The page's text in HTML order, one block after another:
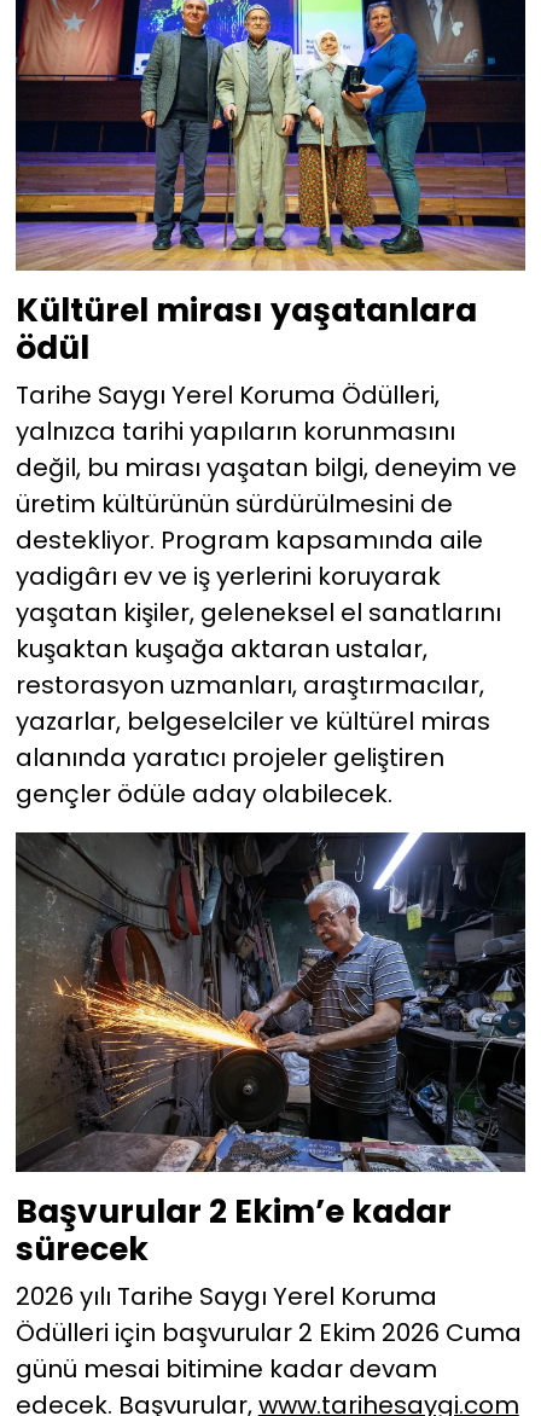
Kültürel mirası yaşatanlara
ödül
Tarihe Saygı Yerel Koruma Ödülleri,
yalnızca tarihi yapıların korunmasını
değil, bu mirası yaşatan bilgi, deneyim ve
üretim kültürünün sürdürülmesini de
destekliyor. Program kapsamında aile
yadigârı ev ve iş yerlerini koruyarak
yaşatan kişiler, geleneksel el sanatlarını
kuşaktan kuşağa aktaran ustalar,
restorasyon uzmanları, araştırmacılar,
yazarlar, belgeselciler ve kültürel miras
alanında yaratıcı projeler geliştiren
gençler ödüle aday olabilecek.
Başvurular 2 Ekim’e kadar
sürecek
2026 yılı Tarihe Saygı Yerel Koruma
Ödülleri için başvurular 2 Ekim 2026 Cuma
günü mesai bitimine kadar devam
edecek. Başvurular,www.tarihesaygi.com